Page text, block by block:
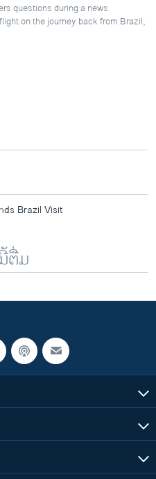
questions during a news
on the journey back from Brazil,
Brazil Visit
ຕື່ມ